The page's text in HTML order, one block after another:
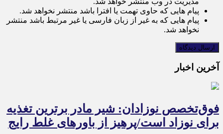
پیام هایی که حاوی تهمت یا افترا باشد منتشر نخواهد شد.
پیام هایی که به غیر از زبان فارسی یا غیر مرتبط باشد منتشر
نخواهد شد.
آخرین اخبار
فوق‌تخصص نوزادان: شیر مادر برترین تغذیه
برای نوزاد است/پرهیز از باورهای غلط رایج